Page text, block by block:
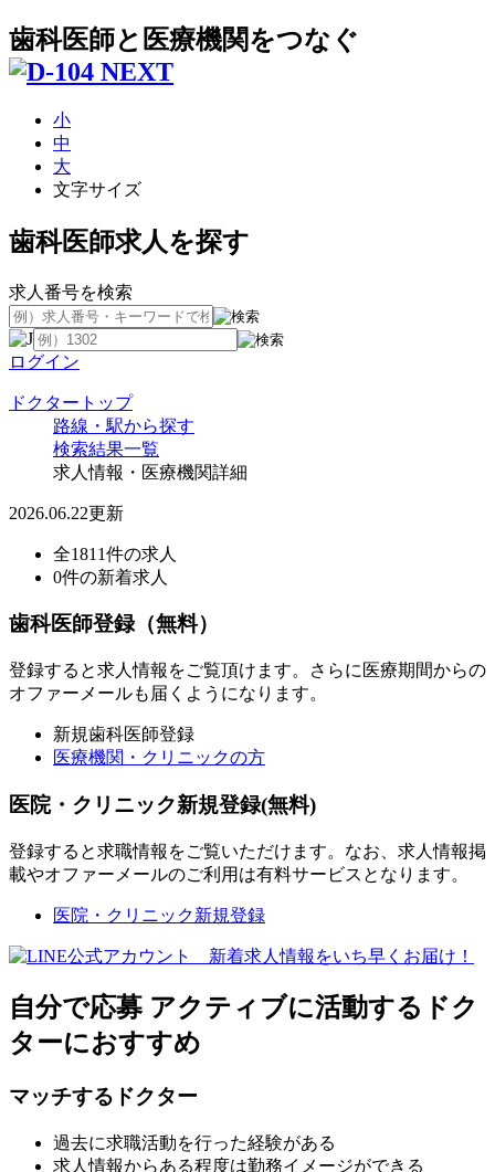
歯科医師と医療機関をつなぐ
小
中
大
文字サイズ
歯科医師求人を探す
求人番号を検索
ログイン
ドクタートップ
路線・駅から探す
検索結果一覧
求人情報・医療機関詳細
2026.06.22更新
全1811件の求人
0件の新着求人
歯科医師登録（無料）
登録すると求人情報をご覧頂けます。さらに医療期間からの
オファーメールも届くようになります。
新規歯科医師登録
医療機関・クリニックの方
医院・クリニック新規登録(無料)
登録すると求職情報をご覧いただけます。なお、求人情報掲
載やオファーメールのご利用は有料サービスとなります。
医院・クリニック新規登録
自分で応募 アクティブに活動するドク
ターにおすすめ
マッチするドクター
過去に求職活動を行った経験がある
求人情報からある程度は勤務イメージができる